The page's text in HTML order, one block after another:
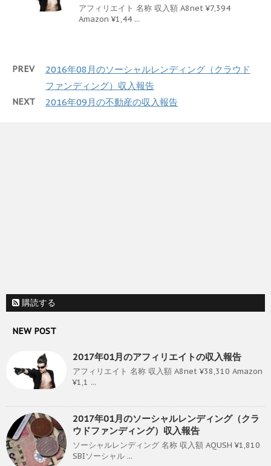
アフィリエイト 名称 収入額 A8net ¥7,394
Amazon ¥1,44 ...
PREV
2016年08月のソーシャルレンディング（クラウド
ファンディング）収入報告
NEXT 2016年09月の不動産の収入報告
購読する
NEW POST
2017年01月のアフィリエイトの収入報告
アフィリエイト 名称 収入額 A8net ¥38,310 Amazon
¥1,1 ...
2017年01月のソーシャルレンディング（クラ
ウドファンディング）収入報告
ソーシャルレンディング 名称 収入額 AQUSH ¥1,810
SBIソーシャル ...